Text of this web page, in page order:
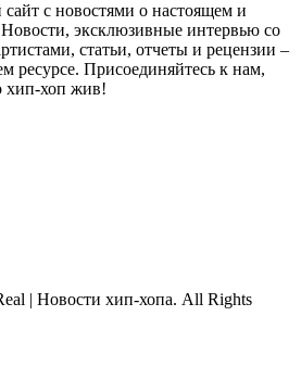
с новостями о настоящем и
эксклюзивные интервью со
статьи, отчеты и рецензии –
ресурсе. Присоединяйтесь к нам,
хип-хоп жив!
| Новости хип-хопа. All Rights